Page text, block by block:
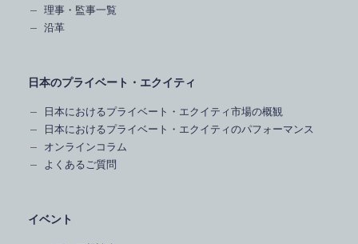
理事・監事一覧
沿革
日本のプライベート・エクイティ
日本におけるプライベート・エクイティ市場の概観
日本におけるプライベート・エクイティのパフォーマンス
オンラインコラム
よくあるご質問
イベント